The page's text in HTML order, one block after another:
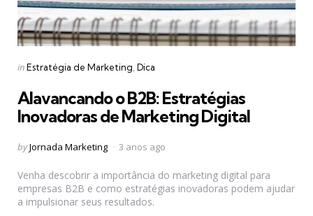
Categories
Posted
inEstratégia de Marketing Dica
Alavancando o B2B: Estratégias
Inovadoras de Marketing Digital
Posted
byJornada Marketing 3 anos ago
Venha descobrir a importância do marketing digital para
empresas B2B e como estratégias inovadoras podem ajudar
a impulsionar seus resultados.